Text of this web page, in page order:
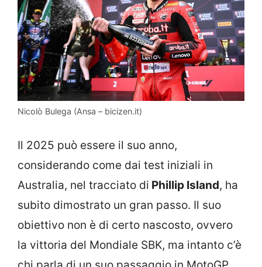
Nicolò Bulega (Ansa – bicizen.it)
Il 2025 può essere il suo anno,
considerando come dai test iniziali in
Australia, nel tracciato di Phillip Island, ha
subito dimostrato un gran passo. Il suo
obiettivo non è di certo nascosto, ovvero
la vittoria del Mondiale SBK, ma intanto c’è